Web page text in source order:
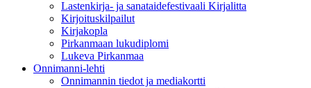
Lastenkirja- ja sanataidefestivaali Kirjalitta
Kirjoituskilpailut
Kirjakopla
Pirkanmaan lukudiplomi
Lukeva Pirkanmaa
Onnimanni-lehti
Onnimannin tiedot ja mediakortti